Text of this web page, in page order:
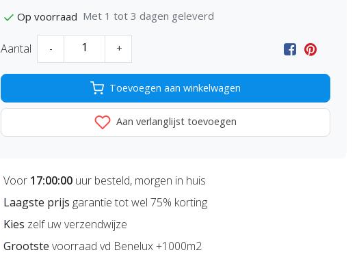
Op voorraad Met 1 tot 3 dagen geleverd
Aantal - +
Toevoegen aan winkelwagen
Aan verlanglijst toevoegen
Voor 17:00:00 uur besteld, morgen in huis
Laagste prijs garantie tot wel 75% korting
Kies zelf uw verzendwijze
Grootste voorraad vd Benelux +1000m2